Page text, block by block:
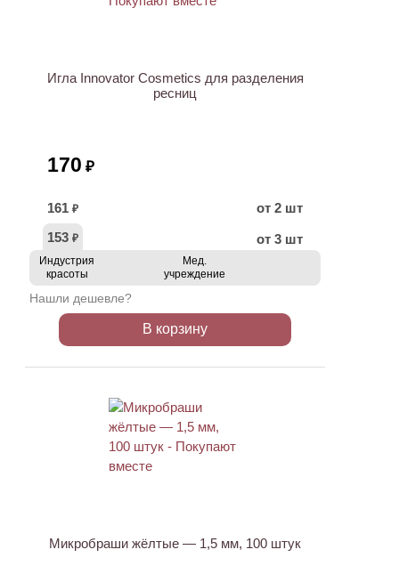
Игла Innovator Cosmetics для разделения
ресниц
170 ₽
161 ₽
от 2 шт
153 ₽ от 3 шт
Индустрия
красоты
Мед.
учреждение
Нашли дешевле?
В корзину
Микробраши жёлтые — 1,5 мм, 100 штук